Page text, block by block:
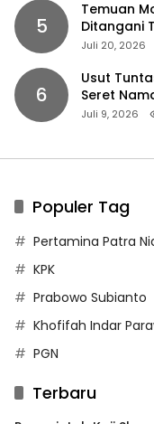
5
Temuan
Ditangani
Juli 20, 2026
6
Usut
Seret
Juli 9, 2026
Populer Tag
Pertamina Patra
KPK
Prabowo Subianto
Khofifah Indar
PGN
Terbaru